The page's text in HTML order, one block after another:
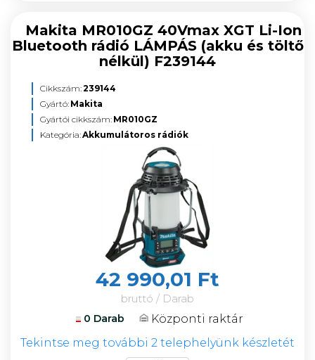
Makita MR010GZ 40Vmax XGT Li-Ion
Bluetooth rádió LÁMPÁS (akku és töltő
nélkül) F239144
Cikkszám:239144
Gyártó: Makita
Gyártói cikkszám: MR010GZ
Kategória:Akkumulátoros rádiók
42 990,01 Ft
bruttó / Darab
0 Darab
Központi raktár
Tekintse meg további 2 telephelyünk készletét